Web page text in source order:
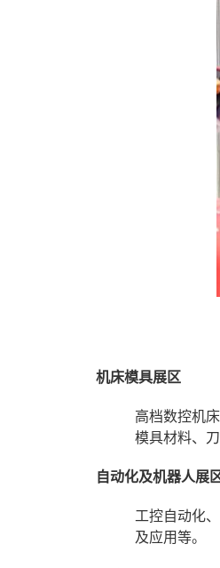
机床模具展区
高档数控机
模具材料、
自动化及机器人展
工控自动化
及应用等。